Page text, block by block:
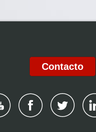
Contacto